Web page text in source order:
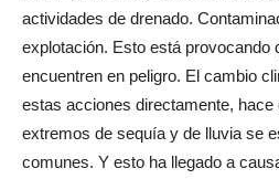
actividades de drenado.
explotación. Esto está provocando
encuentren en peligro. El cambio
estas acciones directamente, hace
extremos de sequía y de lluvia se
comunes. Y esto ha llegado a